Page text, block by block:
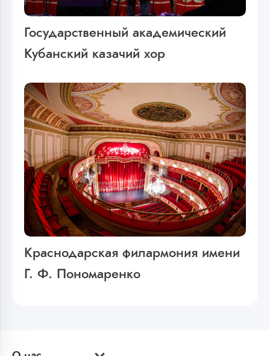
Государственный академический
Кубанский казачий хор
Краснодарская филармония имени
Г. Ф. Пономаренко